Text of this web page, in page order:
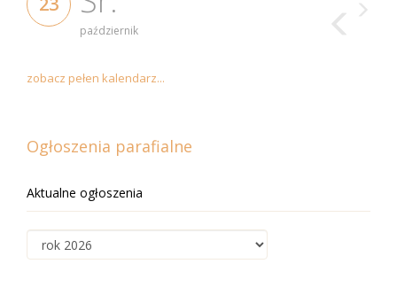
październik
zobacz pełen kalendarz...
Ogłoszenia parafialne
Aktualne ogłoszenia